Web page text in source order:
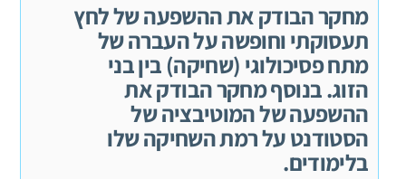
מחקר הבודק את ההשפעה של לחץ
תעסוקתי וחופשה על העברה של
מתח פסיכולוגי (שחיקה) בין בני
הזוג. בנוסף מחקר הבודק את
ההשפעה של המוטיבציה של
הסטודנט על רמת השחיקה שלו
בלימודים.